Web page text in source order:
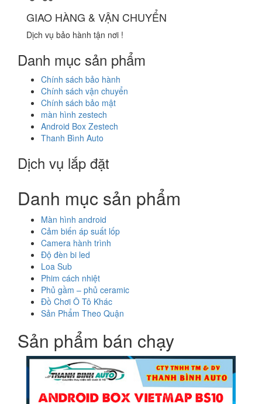
GIAO HÀNG & VẬN CHUYỂN
Dịch vụ bảo hành tận nơi !
Danh mục sản phẩm
Chính sách bảo hành
Chính sách vận chuyển
Chính sách bảo mật
màn hình zestech
Android Box Zestech
Thanh Bình Auto
Dịch vụ lắp đặt
Danh mục sản phẩm
Màn hình android
Cảm biến áp suất lốp
Camera hành trình
Độ đèn bi led
Loa Sub
Phim cách nhiệt
Phủ gầm – phủ ceramic
Đồ Chơi Ô Tô Khác
Sản Phẩm Theo Quận
Sản phẩm bán chạy